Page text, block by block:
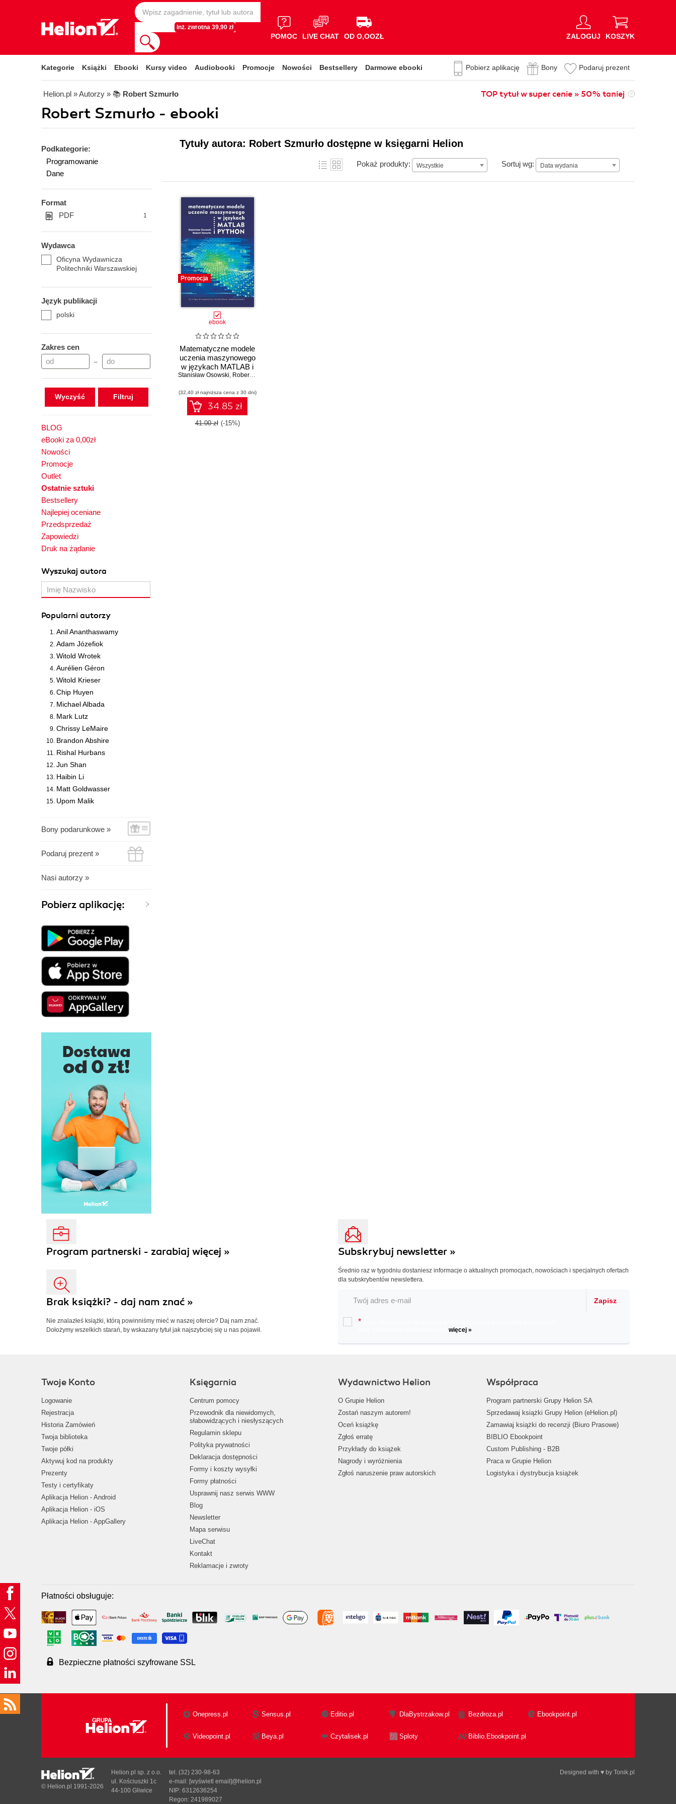
Inż. zwrotna 39,90 zł
POMOC LIVE CHAT OD O,OOZŁ ZALOGUJ KOSZYK
Kategorie Książki Ebooki Kursy video Audiobooki Promocje Nowości Bestsellery Darmowe ebooki Pobierz aplikację Bony Podaruj prezent
Helion.pl » Autorzy » 📚 Robert Szmurło TOP tytuł w super cenie » 50% taniej
Robert Szmurło - ebooki
Podkategorie:
Programowanie
Dane
Format
PDF
1
Wydawca
Oficyna Wydawnicza
Politechniki Warszawskiej
Język publikacji
polski
Zakres cen
–
Wyczyść
BLOG
eBooki za 0,00zł
Nowości
Promocje
Outlet
Ostatnie sztuki
Bestsellery
Najlepiej oceniane
Przedsprzedaż
Zapowiedzi
Druk na żądanie
Wyszukaj autora
Popularni autorzy
Anil Ananthaswamy
Adam Józefiok
Witold Wrotek
Aurélien Géron
Witold Krieser
Chip Huyen
Michael Albada
Mark Lutz
Chrissy LeMaire
Brandon Abshire
Rishal Hurbans
Jun Shan
Haibin Li
Matt Goldwasser
Upom Malik
Bony podarunkowe »
Podaruj prezent »
Nasi autorzy »
Pobierz aplikację:
Tytuły autora: Robert Szmurło dostępne w księgarni Helion
Pokaż produkty: Wszystkie Sortuj wg: Data wydania
Data wydania
Promocja
ebook
Matematyczne modele
uczenia maszynowego
w językach MATLAB i
PYTHON
Stanisław Osowski, Robert Szmurło
(32,40 zł najniższa cena z 30 dni)
34.85 zł
41.00 zł (-15%)
Program partnerski - zarabiaj więcej »
Brak książki? - daj nam znać »
Nie znalazłeś książki, którą powinniśmy mieć w naszej ofercie? Daj nam znać.
Dołożymy wszelkich starań, by wskazany tytuł jak najszybciej się u nas pojawił.
Subskrybuj newsletter »
Średnio raz w tygodniu dostaniesz informacje o aktualnych promocjach, nowościach i specjalnych ofertach
dla subskrybentów newslettera.
Zapisz
*
więcej »
Twoje Konto
Logowanie
Rejestracja
Historia Zamówień
Twoja biblioteka
Twoje półki
Aktywuj kod na produkty
Prezenty
Testy i certyfikaty
Aplikacja Helion - Android
Aplikacja Helion - iOS
Aplikacja Helion - AppGallery
Księgarnia
Centrum pomocy
Przewodnik dla niewidomych,
słabowidzących i niesłyszących
Regulamin sklepu
Polityka prywatności
Deklaracja dostępności
Formy i koszty wysyłki
Formy płatności
Usprawnij nasz serwis WWW
Blog
Newsletter
Mapa serwisu
LiveChat
Kontakt
Reklamacje i zwroty
Wydawnictwo Helion
O Grupie Helion
Zostań naszym autorem!
Oceń książkę
Zgłoś erratę
Przykłady do książek
Nagrody i wyróżnienia
Zgłoś naruszenie praw autorskich
Współpraca
Program partnerski Grupy Helion SA
Sprzedawaj książki Grupy Helion (eHelion.pl)
Zamawiaj książki do recenzji (Biuro Prasowe)
BIBLIO Ebookpoint
Custom Publishing - B2B
Praca w Grupie Helion
Logistyka i dystrybucja książek
Płatności obsługuje:
Bezpieczne płatności szyfrowane SSL
Onepress.pl Sensus.pl Editio.pl DlaBystrzakow.pl Bezdroza.pl Ebookpoint.pl
Videopoint.pl Beya.pl Czytalisek.pl Sploty Biblio.Ebookpoint.pl
Designed with ♥ by Tonik.pl
© Helion.pl 1991-2026
Helion.pl sp. z o.o.
ul. Kościuszki 1c
44-100 Gliwice
tel. (32) 230-98-63
e-mail: [wyświetl email]@helion.pl
NIP: 6312636254
Regon: 241989027